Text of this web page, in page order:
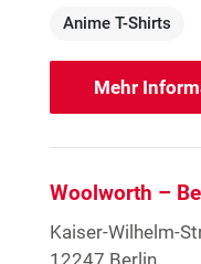
Anime T-Shirts
Mehr
Woolworth –
Kaiser-Wilhelm-